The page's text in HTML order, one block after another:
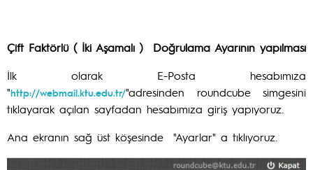
Çift Faktörlü ( İki Aşamalı ) Doğrulama Ayarının yapılması
İlk olarak E-Posta hesabımıza
"http://webmail.ktu.edu.tr/"adresinden roundcube simgesini
tıklayarak açılan sayfadan hesabımıza giriş yapıyoruz.
Ana ekranın sağ üst köşesinde "Ayarlar" a tıklıyoruz.